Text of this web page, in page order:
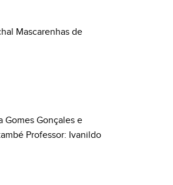
Mascarenhas de
Gomes Gonçales e
Professor: Ivanildo